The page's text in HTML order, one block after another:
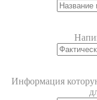
Информация